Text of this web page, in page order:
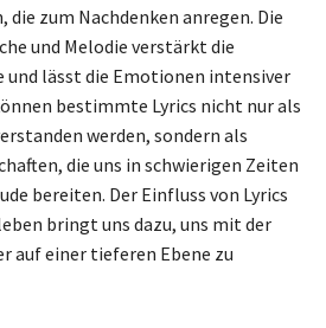
zum Nachdenken anregen. Die
und Melodie verstärkt die
und lässt die Emotionen intensiver
bestimmte Lyrics nicht nur als
werden, sondern als
die uns in schwierigen Zeiten
bereiten. Der Einfluss von Lyrics
bringt uns dazu, uns mit der
auf einer tieferen Ebene zu